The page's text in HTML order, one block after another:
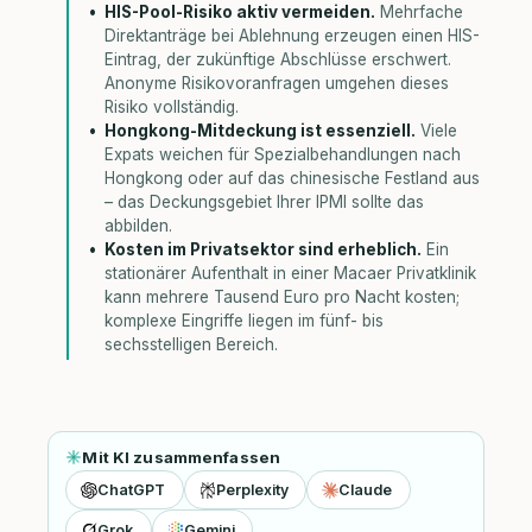
HIS-Pool-Risiko aktiv vermeiden. Mehrfache
Direktanträge bei Ablehnung erzeugen einen HIS-
Eintrag, der zukünftige Abschlüsse erschwert.
Anonyme Risikovoranfragen umgehen dieses
Risiko vollständig.
Hongkong-Mitdeckung ist essenziell. Viele
Expats weichen für Spezialbehandlungen nach
Hongkong oder auf das chinesische Festland aus
– das Deckungsgebiet Ihrer IPMI sollte das
abbilden.
Kosten im Privatsektor sind erheblich. Ein
stationärer Aufenthalt in einer Macaer Privatklinik
kann mehrere Tausend Euro pro Nacht kosten;
komplexe Eingriffe liegen im fünf- bis
sechsstelligen Bereich.
Mit KI zusammenfassen
ChatGPT Perplexity Claude